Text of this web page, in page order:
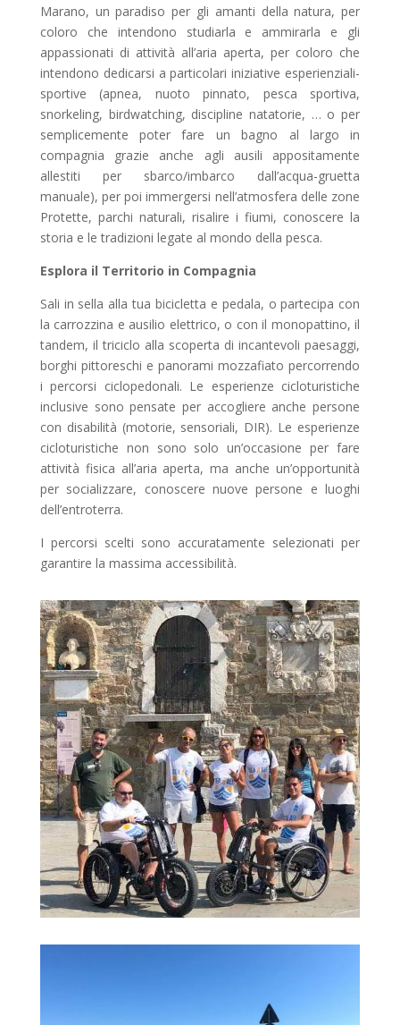
Marano, un paradiso per gli amanti della natura, per
coloro che intendono studiarla e ammirarla e gli
appassionati di attività all’aria aperta, per coloro che
intendono dedicarsi a particolari iniziative esperienziali-
sportive (apnea, nuoto pinnato, pesca sportiva,
snorkeling, birdwatching, discipline natatorie, … o per
semplicemente poter fare un bagno al largo in
compagnia grazie anche agli ausili appositamente
allestiti per sbarco/imbarco dall’acqua-gruetta
manuale), per poi immergersi nell’atmosfera delle zone
Protette, parchi naturali, risalire i fiumi, conoscere la
storia e le tradizioni legate al mondo della pesca.
Esplora il Territorio in Compagnia
Sali in sella alla tua bicicletta e pedala, o partecipa con
la carrozzina e ausilio elettrico, o con il monopattino, il
tandem, il triciclo alla scoperta di incantevoli paesaggi,
borghi pittoreschi e panorami mozzafiato percorrendo
i percorsi ciclopedonali. Le esperienze cicloturistiche
inclusive sono pensate per accogliere anche persone
con disabilità (motorie, sensoriali, DIR). Le esperienze
cicloturistiche non sono solo un’occasione per fare
attività fisica all’aria aperta, ma anche un’opportunità
per socializzare, conoscere nuove persone e luoghi
dell’entroterra.
I percorsi scelti sono accuratamente selezionati per
garantire la massima accessibilità.